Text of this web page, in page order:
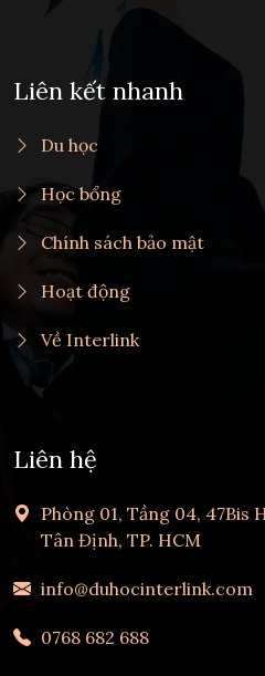
Liên kết nhanh
Du học
Học bổng
Chính sách bảo mật
Hoạt động
Về Interlink
Liên hệ
Phòng 01, Tầng 04, 47Bis
Tân Định, TP. HCM
info@duhocinterlink.com
0768 682 688